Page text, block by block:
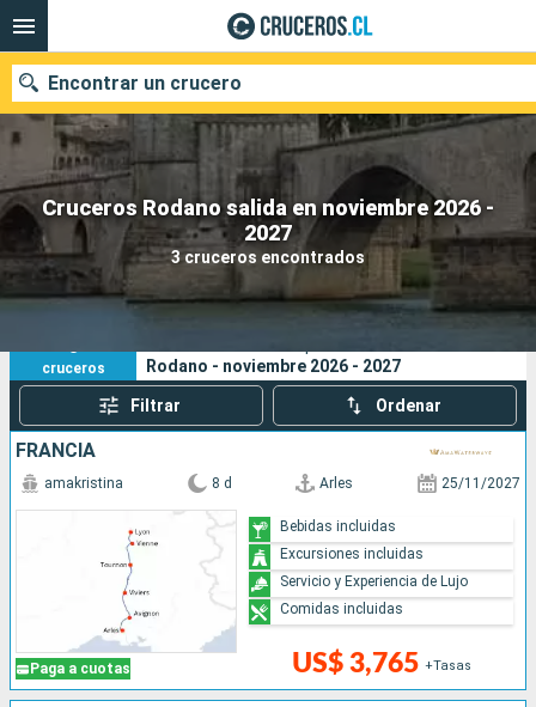
Cruceros Rodano salida en noviembre 2026 -
2027
3 cruceros encontrados
Encontrar un crucero
Nuestros destinos
Fecha de salida
Compañías
Buscar
3
cruceros
Rodano - noviembre 2026 - 2027
Filtrar Ordenar
FRANCIA
Paga a cuotas
amakristina 8 d Arles 25/11/2027
US$ 3,765 +Tasas
Bebidas incluidas
Excursiones incluidas
Servicio y Experiencia de Lujo
Comidas incluidas